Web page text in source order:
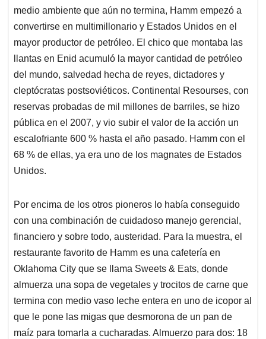
medio ambiente que aún no termina, Hamm empezó a
convertirse en multimillonario y Estados Unidos en el
mayor productor de petróleo. El chico que montaba las
llantas en Enid acumuló la mayor cantidad de petróleo
del mundo, salvedad hecha de reyes, dictadores y
cleptócratas postsoviéticos. Continental Resourses, con
reservas probadas de mil millones de barriles, se hizo
pública en el 2007, y vio subir el valor de la acción un
escalofriante 600 % hasta el año pasado. Hamm con el
68 % de ellas, ya era uno de los magnates de Estados
Unidos.
Por encima de los otros pioneros lo había conseguido
con una combinación de cuidadoso manejo gerencial,
financiero y sobre todo, austeridad. Para la muestra, el
restaurante favorito de Hamm es una cafetería en
Oklahoma City que se llama Sweets & Eats, donde
almuerza una sopa de vegetales y trocitos de carne que
termina con medio vaso leche entera en uno de icopor al
que le pone las migas que desmorona de un pan de
maíz para tomarla a cucharadas. Almuerzo para dos: 18